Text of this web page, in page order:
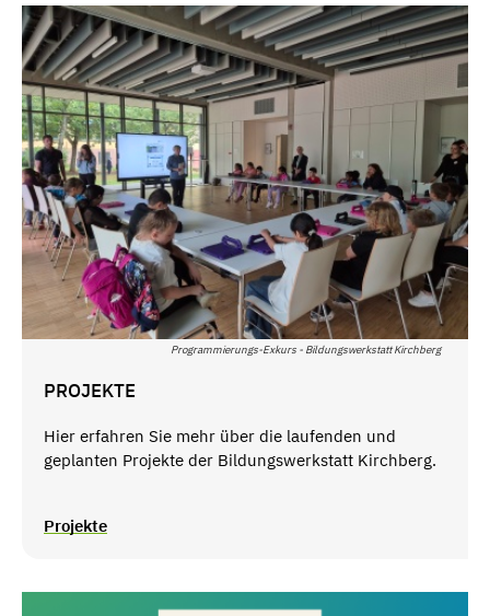
Programmierungs-Exkurs - Bildungswerkstatt Kirchberg
PROJEKTE
Hier erfahren Sie mehr über die laufenden und
geplanten Projekte der Bildungswerkstatt Kirchberg.
Projekte